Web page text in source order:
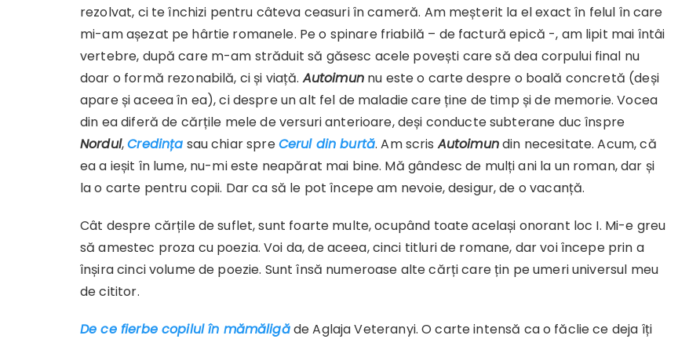
rezolvat, ci te închizi pentru câteva ceasuri în cameră. Am meșterit la el exact în felul în care
mi-am așezat pe hârtie romanele. Pe o spinare friabilă – de factură epică -, am lipit mai întâi
vertebre, după care m-am străduit să găsesc acele povești care să dea corpului final nu
doar o formă rezonabilă, ci și viață.Autoimunnu este o carte despre o boală concretă (deși
apare și aceea în ea), ci despre un alt fel de maladie care ține de timp și de memorie. Vocea
din ea diferă de cărțile mele de versuri anterioare, deși conducte subterane duc înspre
Nordul,Credința sau chiar spreCerul din burtă. Am scrisAutoimundin necesitate. Acum, că
ea a ieșit în lume, nu-mi este neapărat mai bine. Mă gândesc de mulți ani la un roman, dar și
la o carte pentru copii. Dar ca să le pot începe am nevoie, desigur, de o vacanță.
Cât despre cărțile de suflet, sunt foarte multe, ocupând toate același onorant loc I. Mi-e greu
să amestec proza cu poezia. Voi da, de aceea, cinci titluri de romane, dar voi începe prin a
înșira cinci volume de poezie. Sunt însă numeroase alte cărți care țin pe umeri universul meu
de cititor.
De ce fierbe copilul în mămăligăde Aglaja Veteranyi. O carte intensă ca o făclie ce deja îți